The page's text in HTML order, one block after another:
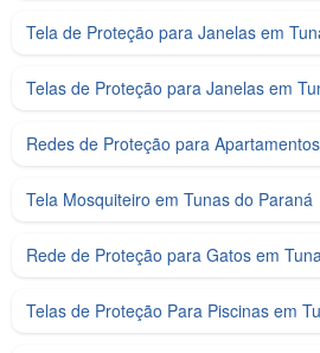
Tela de Proteção para Janelas em
Telas de Proteção para Janelas em
Redes de Proteção para
Tela Mosquiteiro em Tunas do Paraná
Rede de Proteção para Gatos em
Telas de Proteção Para Piscinas em